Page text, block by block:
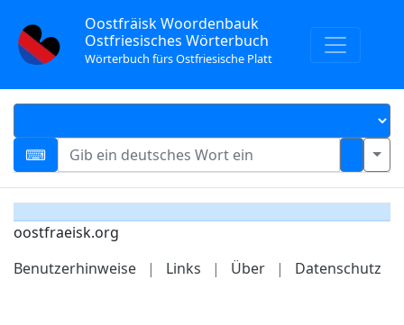
Oostfräisk Woordenbauk
Ostfriesisches Wörterbuch
Wörterbuch fürs Ostfriesische Platt
oostfraeisk.org
Benutzerhinweise
| Links | Über | Datenschutz